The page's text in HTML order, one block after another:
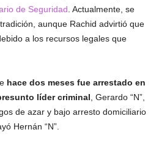
de Seguridad . Actualmente, se
aunque Rachid advirtió que
a los recursos legales que
hace dos meses fue arrestado en
líder criminal , Gerardo “N”,
de azar y bajo arresto domiciliario
Hernán “N”.